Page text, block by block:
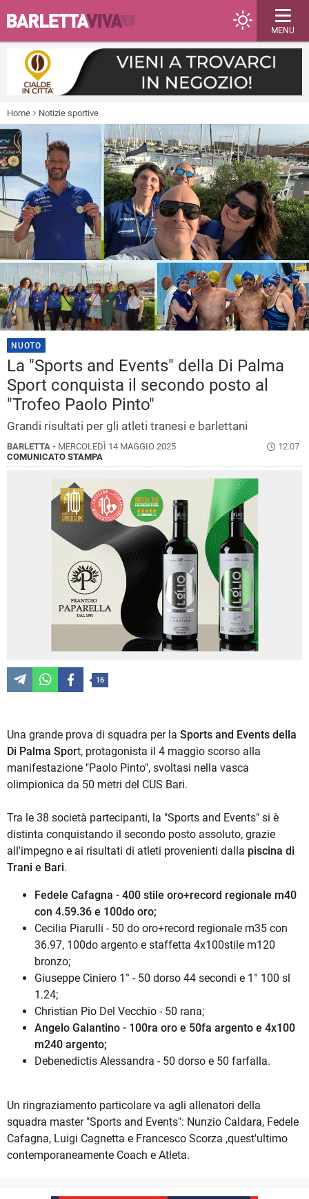
MENU
Home Notizie sportive
NUOTO
La "Sports and Events" della Di Palma
Sport conquista il secondo posto al
"Trofeo Paolo Pinto"
Grandi risultati per gli atleti tranesi e barlettani
BARLETTA - MERCOLEDÌ 14 MAGGIO 2025
12.07
COMUNICATO STAMPA
16
Una grande prova di squadra per la Sports and Events della
Di Palma Sport, protagonista il 4 maggio scorso alla
manifestazione "Paolo Pinto", svoltasi nella vasca
olimpionica da 50 metri del CUS Bari.
Tra le 38 società partecipanti, la "Sports and Events" si è
distinta conquistando il secondo posto assoluto, grazie
all'impegno e ai risultati di atleti provenienti dalla piscina di
Trani e Bari.
Fedele Cafagna - 400 stile oro+record regionale m40
con 4.59.36 e 100do oro;
Cecilia Piarulli - 50 do oro+record regionale m35 con
36.97, 100do argento e staffetta 4x100stile m120
bronzo;
Giuseppe Ciniero 1° - 50 dorso 44 secondi e 1° 100 sl
1.24;
Christian Pio Del Vecchio - 50 rana;
Angelo Galantino - 100ra oro e 50fa argento e 4x100
m240 argento;
Debenedictis Alessandra - 50 dorso e 50 farfalla.
Un ringraziamento particolare va agli allenatori della
squadra master "Sports and Events": Nunzio Caldara, Fedele
Cafagna, Luigi Cagnetta e Francesco Scorza ,quest'ultimo
contemporaneamente Coach e Atleta.